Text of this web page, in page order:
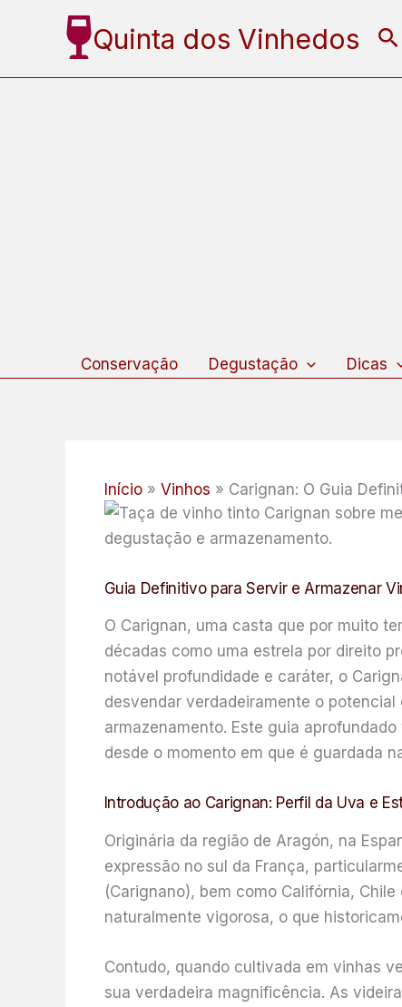
Quinta dos Vinhedos
Conservação Degustação Dicas
Início Vinhos Carignan: O Guia
Guia Definitivo para Servir e Armazenar
O Carignan, uma casta que por muito
décadas como uma estrela por direito
notável profundidade e caráter, o
desvendar verdadeiramente o
armazenamento. Este guia
desde o momento em que é guardada
Introdução ao Carignan: Perfil da Uva e
Originária da região de Aragón, na
expressão no sul da França,
(Carignano), bem como Califórnia,
naturalmente vigorosa, o que
Contudo, quando cultivada em vinhas
sua verdadeira magnificência. As